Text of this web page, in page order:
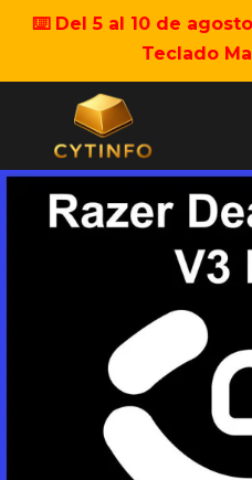
⌨️ Del 5 al 10 de
Teclado